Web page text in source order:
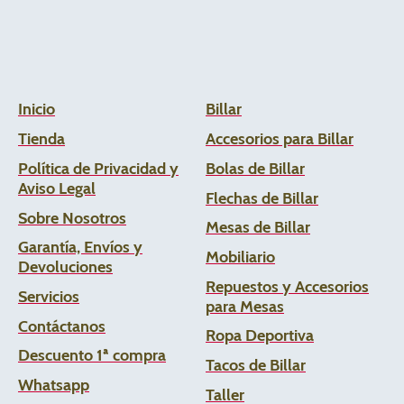
Inicio
Tienda
Política de Privacidad y
Aviso Legal
Sobre Nosotros
Garantía, Envíos y
Devoluciones
Servicios
Contáctanos
Descuento 1ª compra
Whatsapp
Billar
Accesorios para Billar
Bolas de Billar
Flechas de Billar
Mesas de Billar
Mobiliario
Repuestos y Accesorios
para Mesas
Ropa Deportiva
Tacos de Billar
Taller